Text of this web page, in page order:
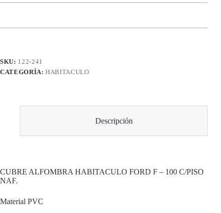
SKU: 122-241
CATEGORÍA:HABITACULO
Descripción
CUBRE ALFOMBRA HABITACULO FORD F – 100 C/PISO
NAF.
Material PVC